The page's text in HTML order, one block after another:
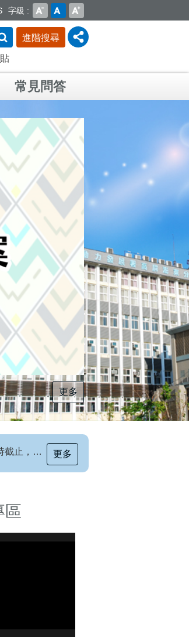
字級
進階搜尋
常見問答
更多
[職前招生訊息]115年第6梯次自辦職前訓練招生簡章，自115年8月10日至115年10月2日17時截止，歡迎報名 更多
區